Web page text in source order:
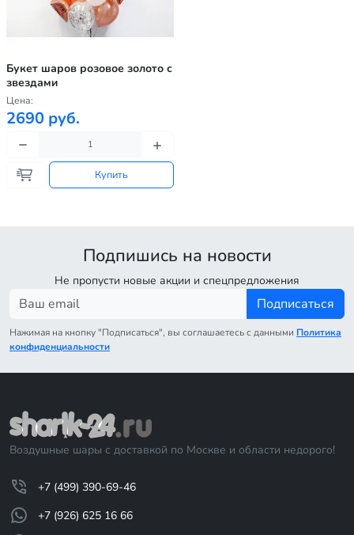
Букет шаров розовое золото с
звездами
Цена:
2690 руб.
Купить
Подпишись на новости
Не пропусти новые акции и спецпредложения
Подписаться
Нажимая на кнопку "Подписаться", вы соглашаетесь с данными Политика
конфиденциальности
Воздушные шары с доставкой по Москве и области недорого!
+7 (499) 390-69-46
+7 (926) 625 16 66